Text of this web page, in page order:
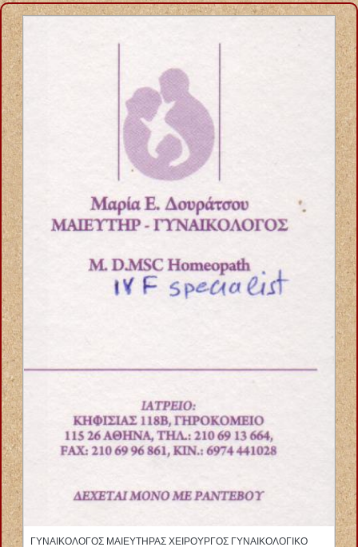
ΑΝΑΠΗΡΙΚΑ ΟΡΘΟΠΕΔΙΚΑ ΕΙΔΗ ΙΩΑΝΝΙΝΑ ΚΑΡΒΟΥΝΗΣ